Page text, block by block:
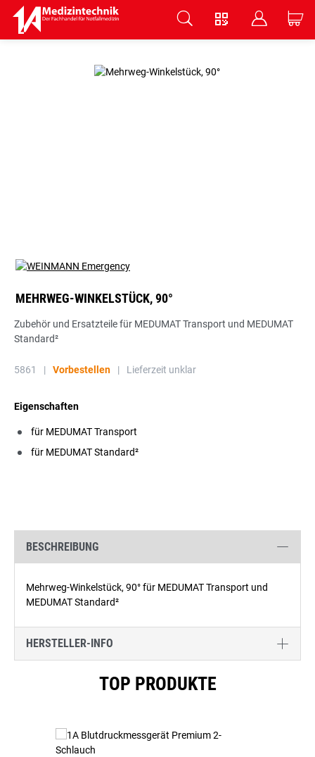
V B C
MEHRWEG-WINKELSTÜCK, 90°
Zubehör und Ersatzteile für MEDUMAT Transport und MEDUMAT
Standard²
5861 | Vorbestellen | Lieferzeit unklar
Eigenschaften
für MEDUMAT Transport
für MEDUMAT Standard²
BESCHREIBUNG
Mehrweg-Winkelstück, 90° für MEDUMAT Transport und
MEDUMAT Standard²
HERSTELLER-INFO
TOP PRODUKTE